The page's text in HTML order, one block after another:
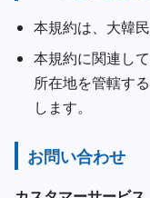
本規約は、大韓
本規約に関連し
所在地を管轄す
します。
お問い合わせ